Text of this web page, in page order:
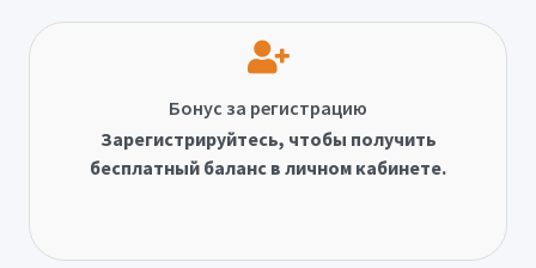
Бонус за регистрацию
Зарегистрируйтесь, чтобы получить
бесплатный баланс в личном кабинете.